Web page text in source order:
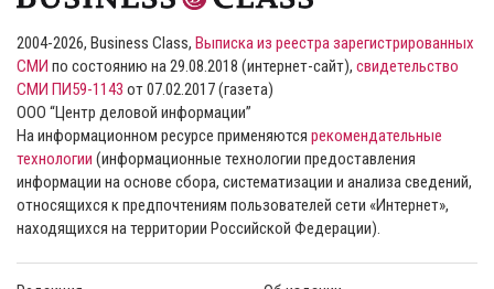
2004-2026, Business Class, Выписка из реестра зарегистрированных
СМИ по состоянию на 29.08.2018 (интернет-сайт), свидетельство
СМИ ПИ59-1143 от 07.02.2017 (газета)
ООО “Центр деловой информации”
На информационном ресурсе применяются рекомендательные
технологии (информационные технологии предоставления
информации на основе сбора, систематизации и анализа сведений,
относящихся к предпочтениям пользователей сети «Интернет»,
находящихся на территории Российской Федерации).